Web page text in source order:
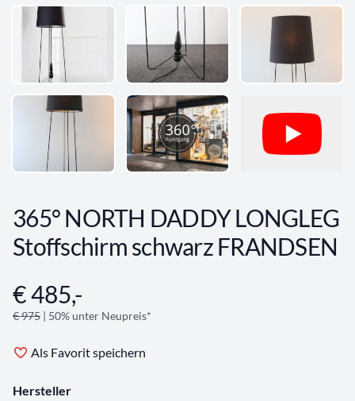
365° NORTH DADDY LONGLEG
Stoffschirm schwarz FRANDSEN
Angebotsinformationen
€ 485,-
€ 975 | 50% unter Neupreis*
Als Favorit speichern
Hersteller